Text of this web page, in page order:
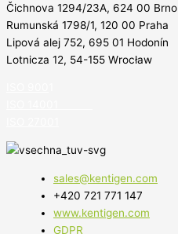
Čichnova 1294/23A, 624 00 Brno
Rumunská 1798/1, 120 00 Praha
Lipová alej 752, 695 01 Hodonín
Lotnicza 12, 54-155 Wrocław
sales@kentigen.com
+420 721 771 147
www.kentigen.com
GDPR